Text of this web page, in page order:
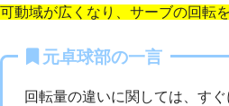
可動域が広くなり、サーブの回転
元卓球部の一言
回転量の違いに関しては、す